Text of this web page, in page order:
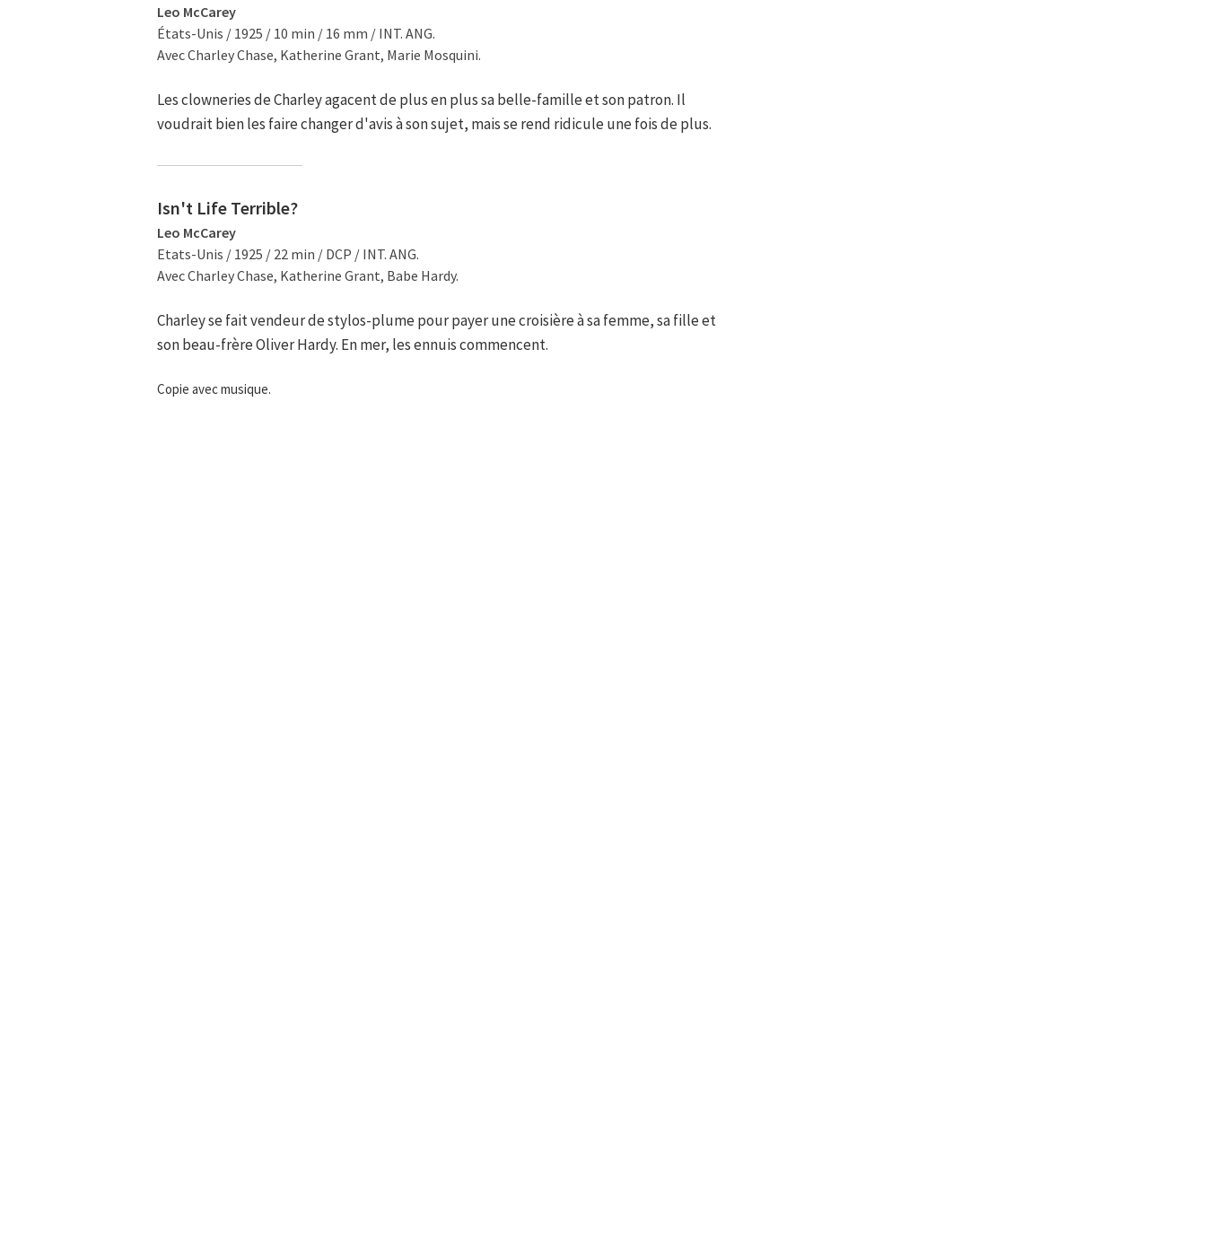
Leo McCarey
États-Unis / 1925 / 10 min / 16 mm / INT. ANG.
Avec Charley Chase, Katherine Grant, Marie Mosquini.
Les clowneries de Charley agacent de plus en plus sa belle-famille et son patron. Il
voudrait bien les faire changer d'avis à son sujet, mais se rend ridicule une fois de plus.
Isn't Life Terrible?
Leo McCarey
Etats-Unis / 1925 / 22 min / DCP / INT. ANG.
Avec Charley Chase, Katherine Grant, Babe Hardy.
Charley se fait vendeur de stylos-plume pour payer une croisière à sa femme, sa fille et
son beau-frère Oliver Hardy. En mer, les ennuis commencent.
Copie avec musique.